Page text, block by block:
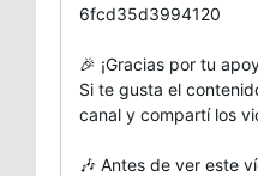
6fcd35d3994120
🎉 ¡Gracias por tu
Si te gusta el
canal y compartí los
🎶 Antes de ver este